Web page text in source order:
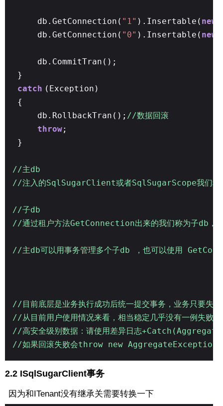
db.GetConnection( "1" ).Insertable( new
db.GetConnection( "0" ).Insertable( new
db.CommitTran();
}
catch (Exception)
{
db.RollbackTran(); //数据回滚
throw;
}
//主db
//注入的SqlSugarClient或者SqlSugarScope我们称
//子db
//通过租户方法GetConnection出来的我们称为子db，用
//主db可以用事务管理多个子db ，也可以使用
//目前底层是业务执行成功后统一提交事务，业务只要失
//从目前用户使用情况来看，相当稳定几乎没有一例失败的
//高安全级别数据：请使用差异日志
//如果回滚失败会throw new AggregateException
2.2 ISqlSugarClient事务
因为和ITenant没有继承关需要转换一下